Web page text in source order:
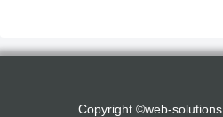
Copyright ©web-